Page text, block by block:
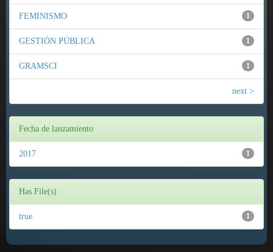
1
FEMINISMO
1
GESTIÓN PÚBLICA
1
GRAMSCI
next >
Fecha de lanzamiento
1
2017
Has File(s)
1
true